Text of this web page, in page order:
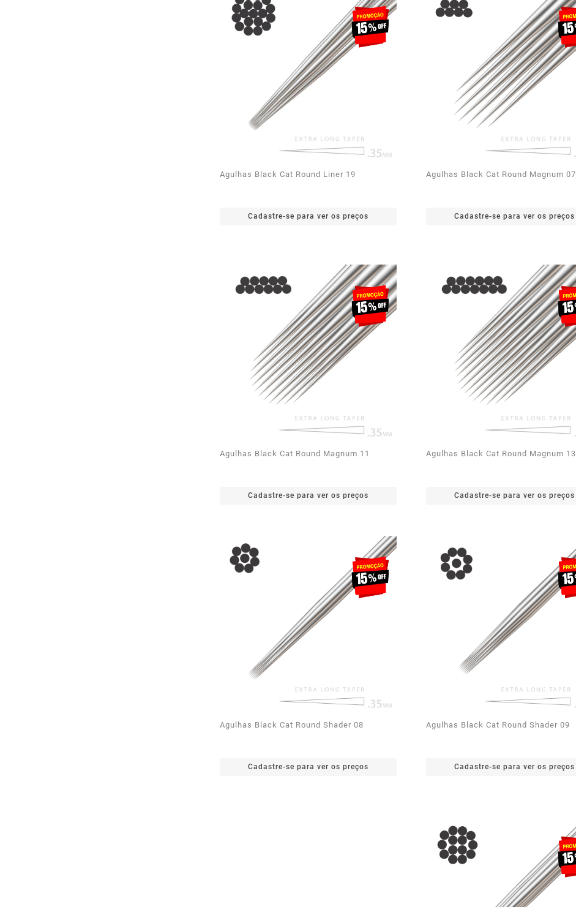
Agulhas Black Cat Round Liner 19
Cadastre-se para ver os preços
Agulhas Black Cat Round Magnum 07
Cadastre-se para ver os preços
Agulhas Black Cat Round Magnum 11
Cadastre-se para ver os preços
Agulhas Black Cat Round Magnum 13
Cadastre-se para ver os preços
Agulhas Black Cat Round Shader 08
Cadastre-se para ver os preços
Agulhas Black Cat Round Shader 09
Cadastre-se para ver os preços